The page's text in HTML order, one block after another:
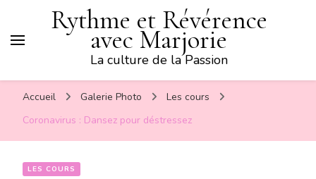
Rythme et Révérence
avec Marjorie
La culture de la Passion
Accueil Galerie Photo
Les cours
Coronavirus : Dansez pour déstressez
LES COURS